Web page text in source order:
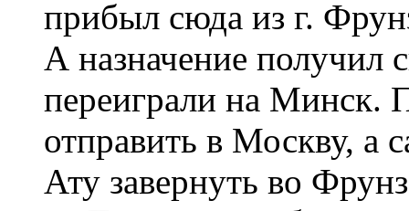
прибыл сюда из г.
А назначение получил
переиграли на Минск.
отправить в Москву, а
Ату завернуть во